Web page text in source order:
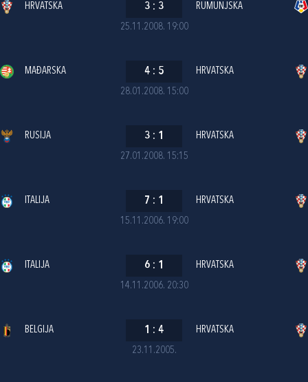
25.11.2008. 19:00
HRVATSKA 3 : 3 RUMUNJSKA
28.01.2008. 15:00
MAĐARSKA 4 : 5 HRVATSKA
27.01.2008. 15:15
RUSIJA 3 : 1 HRVATSKA
15.11.2006. 19:00
ITALIJA 7 : 1 HRVATSKA
14.11.2006. 20:30
ITALIJA 6 : 1 HRVATSKA
23.11.2005.
BELGIJA 1 : 4 HRVATSKA